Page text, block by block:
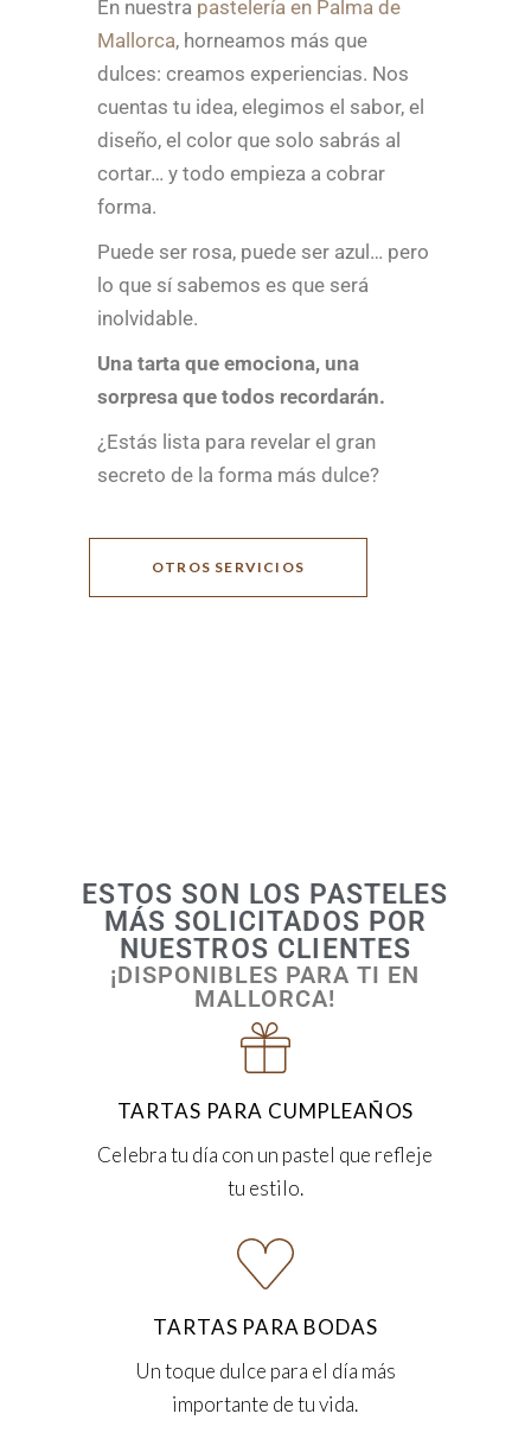
En nuestra pastelería en Palma de
Mallorca, horneamos más que
dulces: creamos experiencias. Nos
cuentas tu idea, elegimos el sabor, el
diseño, el color que solo sabrás al
cortar… y todo empieza a cobrar
forma.
Puede ser rosa, puede ser azul… pero
lo que sí sabemos es que será
inolvidable.
Una tarta que emociona, una
sorpresa que todos recordarán.
¿Estás lista para revelar el gran
secreto de la forma más dulce?
OTROS SERVICIOS
ESTOS SON LOS PASTELES
MÁS SOLICITADOS POR
NUESTROS CLIENTES
¡DISPONIBLES PARA TI EN
MALLORCA!
TARTAS PARA CUMPLEAÑOS
Celebra tu día con un pastel que refleje
tu estilo.
TARTAS PARA BODAS
Un toque dulce para el día más
importante de tu vida.